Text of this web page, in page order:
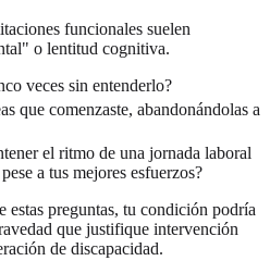
funcionales suelen
o lentitud cognitiva.
veces sin entenderlo?
que comenzaste, abandonándolas a
el ritmo de una jornada laboral
a tus mejores esfuerzos?
estas preguntas, tu condición podría
que justifique intervención
de discapacidad.